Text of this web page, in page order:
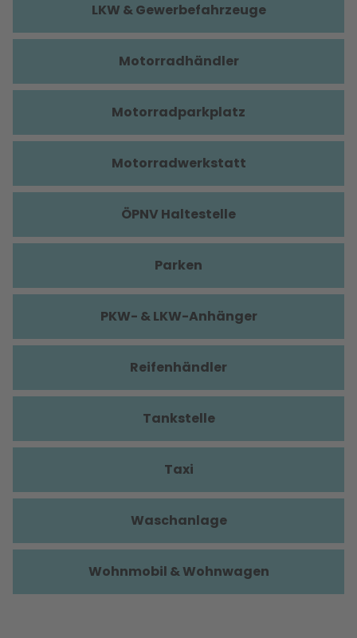
LKW & Gewerbefahrzeuge
Motorradhändler
Motorradparkplatz
Motorradwerkstatt
ÖPNV Haltestelle
Parken
PKW- & LKW-Anhänger
Reifenhändler
Tankstelle
Taxi
Waschanlage
Wohnmobil & Wohnwagen